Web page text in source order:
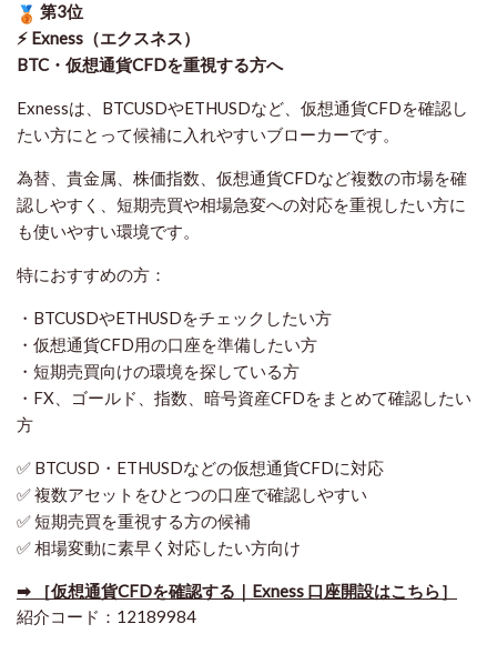
第3位
⚡ Exness（エクスネス）
BTC・仮想通貨CFDを重視する方へ
Exnessは、BTCUSDやETHUSDなど、仮想通貨CFDを確認し
たい方にとって候補に入れやすいブローカーです。
為替、貴金属、株価指数、仮想通貨CFDなど複数の市場を確
認しやすく、短期売買や相場急変への対応を重視したい方に
も使いやすい環境です。
特におすすめの方：
・BTCUSDやETHUSDをチェックしたい方
・仮想通貨CFD用の口座を準備したい方
・短期売買向けの環境を探している方
・FX、ゴールド、指数、暗号資産CFDをまとめて確認したい
方
✅ BTCUSD・ETHUSDなどの仮想通貨CFDに対応
✅ 複数アセットをひとつの口座で確認しやすい
✅ 短期売買を重視する方の候補
✅ 相場変動に素早く対応したい方向け
➡ ［仮想通貨CFDを確認する｜Exness 口座開設はこちら］
紹介コード：12189984